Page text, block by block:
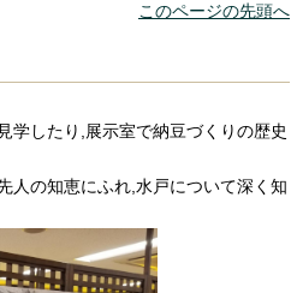
このページの先頭へ
学したり,展示室で納豆づくりの歴史
人の知恵にふれ,水戸について深く知